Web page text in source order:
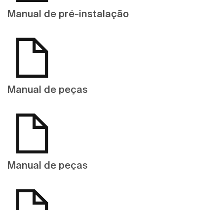
Manual de pré-instalação
Manual de peças
Manual de peças